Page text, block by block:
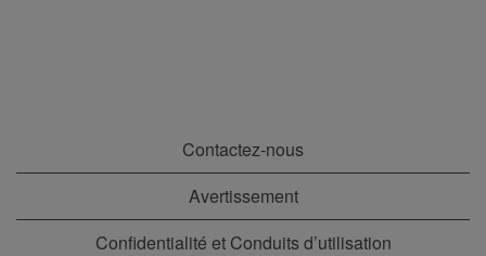
Contactez-nous
Avertissement
Confidentialité et Conduits d’utilisation